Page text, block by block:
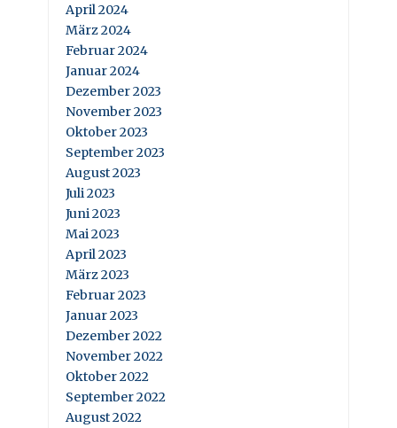
April 2024
März 2024
Februar 2024
Januar 2024
Dezember 2023
November 2023
Oktober 2023
September 2023
August 2023
Juli 2023
Juni 2023
Mai 2023
April 2023
März 2023
Februar 2023
Januar 2023
Dezember 2022
November 2022
Oktober 2022
September 2022
August 2022